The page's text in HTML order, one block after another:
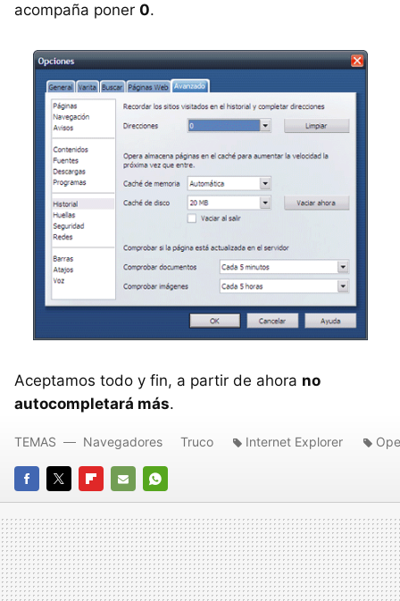
acompaña poner 0.
Aceptamos todo y fin, a partir de ahora no
autocompletará más.
FACEBOOK
TWITTERFLIPBOARD
E-
MAIL
WHATSAPP
TEMAS Navegadores Truco Internet Explorer